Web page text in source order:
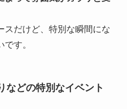
スだけど、特別な瞬間にな
す。
などの特別なイベント